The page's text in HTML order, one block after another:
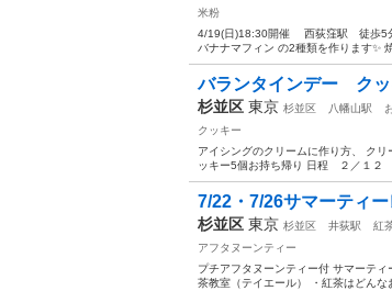
米粉
4/19(日)18:30開催 西荻窪駅 徒歩5分
バナナマフィン の2種類を作ります✨
バランタインデー クッ
杉並区 東京 杉並区 八幡山駅
クッキー
アイシングのクリームに作り方、 ク
ッキー5個お持ち帰り 日程
7/22・7/26サマーティ
杉並区 東京 杉並区 井荻駅
紅
アフタヌーンティー
プチアフタヌーンティー付 サマーテ
茶教室（テイエール） ・紅茶はどんな